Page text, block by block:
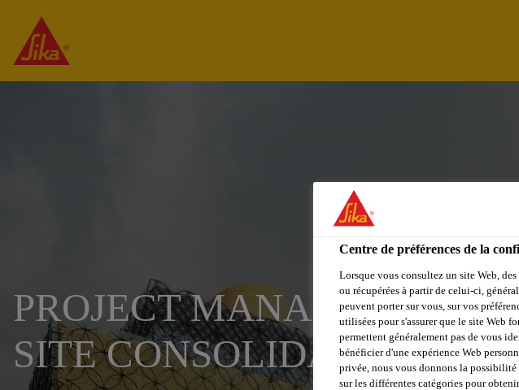
PROJECT MANAGER –
SITE CONSOLIDATION
Centre de préférences de la
Lorsque vous consultez un site Web,
ou récupérées à partir de celui-ci,
peuvent porter sur vous, sur vos
utilisées pour s'assurer que le site Web
permettent généralement pas de vous
bénéficier d'une expérience Web
privée, nous vous donnons la
sur les différentes catégories pour